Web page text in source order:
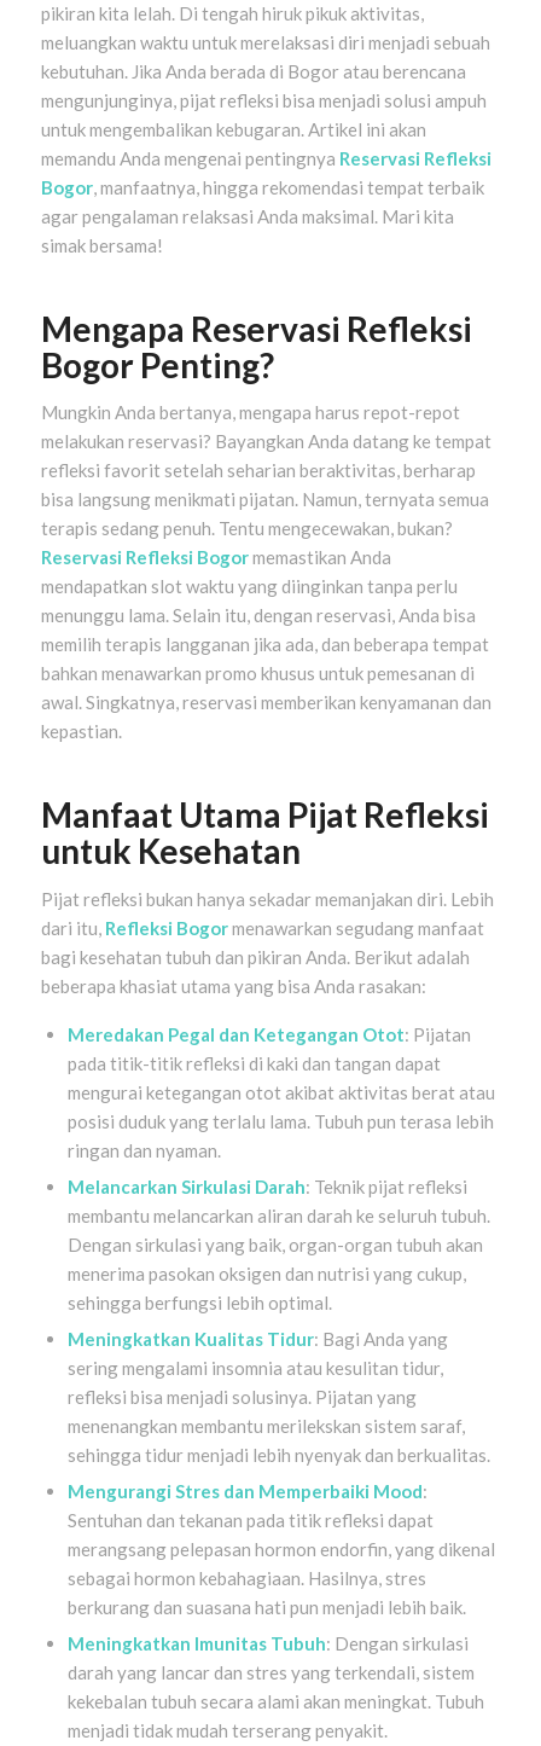
pikiran kita lelah. Di tengah hiruk pikuk aktivitas,
meluangkan waktu untuk merelaksasi diri menjadi sebuah
kebutuhan. Jika Anda berada di Bogor atau berencana
mengunjunginya, pijat refleksi bisa menjadi solusi ampuh
untuk mengembalikan kebugaran. Artikel ini akan
memandu Anda mengenai pentingnya Reservasi Refleksi
Bogor, manfaatnya, hingga rekomendasi tempat terbaik
agar pengalaman relaksasi Anda maksimal. Mari kita
simak bersama!
Mengapa Reservasi Refleksi
Bogor Penting?
Mungkin Anda bertanya, mengapa harus repot-repot
melakukan reservasi? Bayangkan Anda datang ke tempat
refleksi favorit setelah seharian beraktivitas, berharap
bisa langsung menikmati pijatan. Namun, ternyata semua
terapis sedang penuh. Tentu mengecewakan, bukan?
Reservasi Refleksi Bogormemastikan Anda
mendapatkan slot waktu yang diinginkan tanpa perlu
menunggu lama. Selain itu, dengan reservasi, Anda bisa
memilih terapis langganan jika ada, dan beberapa tempat
bahkan menawarkan promo khusus untuk pemesanan di
awal. Singkatnya, reservasi memberikan kenyamanan dan
kepastian.
Manfaat Utama Pijat Refleksi
untuk Kesehatan
Pijat refleksi bukan hanya sekadar memanjakan diri. Lebih
dari itu, Refleksi Bogormenawarkan segudang manfaat
bagi kesehatan tubuh dan pikiran Anda. Berikut adalah
beberapa khasiat utama yang bisa Anda rasakan:
Meredakan Pegal dan Ketegangan Otot: Pijatan
pada titik-titik refleksi di kaki dan tangan dapat
mengurai ketegangan otot akibat aktivitas berat atau
posisi duduk yang terlalu lama. Tubuh pun terasa lebih
ringan dan nyaman.
Melancarkan Sirkulasi Darah: Teknik pijat refleksi
membantu melancarkan aliran darah ke seluruh tubuh.
Dengan sirkulasi yang baik, organ-organ tubuh akan
menerima pasokan oksigen dan nutrisi yang cukup,
sehingga berfungsi lebih optimal.
Meningkatkan Kualitas Tidur: Bagi Anda yang
sering mengalami insomnia atau kesulitan tidur,
refleksi bisa menjadi solusinya. Pijatan yang
menenangkan membantu merilekskan sistem saraf,
sehingga tidur menjadi lebih nyenyak dan berkualitas.
Mengurangi Stres dan Memperbaiki Mood:
Sentuhan dan tekanan pada titik refleksi dapat
merangsang pelepasan hormon endorfin, yang dikenal
sebagai hormon kebahagiaan. Hasilnya, stres
berkurang dan suasana hati pun menjadi lebih baik.
Meningkatkan Imunitas Tubuh: Dengan sirkulasi
darah yang lancar dan stres yang terkendali, sistem
kekebalan tubuh secara alami akan meningkat. Tubuh
menjadi tidak mudah terserang penyakit.